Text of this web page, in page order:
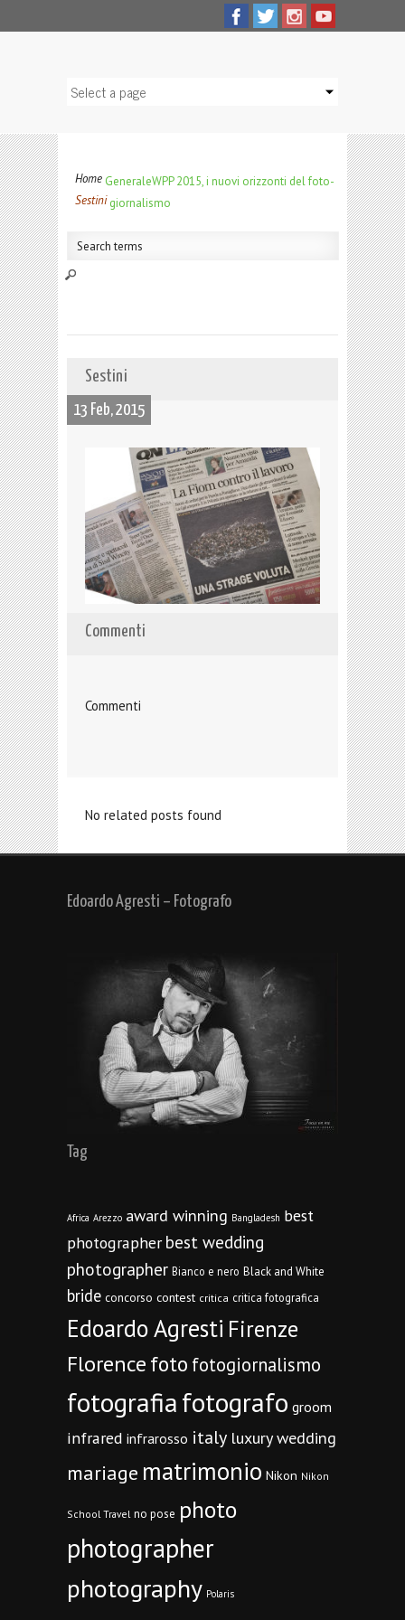
Home GeneraleWPP 2015, i nuovi orizzonti del foto-
giornalismo
Sestini
Sestini
13 Feb, 2015
Commenti
Commenti
No related posts found
Edoardo Agresti – Fotografo
Tag
Africa Arezzo award winning Bangladesh best
photographer best wedding
photographer Bianco e nero Black and White
bride concorso contest critica critica fotografica
Edoardo Agresti Firenze
Florencefoto fotogiornalismo
fotografiafotografo groom
infrared infrarosso italy luxury wedding
mariage matrimonio Nikon Nikon
School Travel no pose photo
photographer
photography Polaris